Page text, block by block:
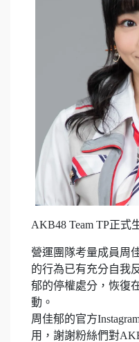
AKB48 Team TP正式
營運團隊考量成員周
的行為已有充分自我
郁的停權處分，恢復
動。
周佳郁的官方
用，謝謝粉絲們對